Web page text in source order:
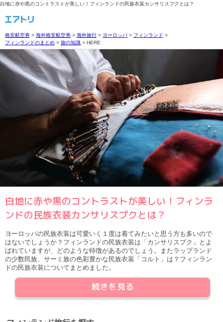
白地に赤や黒のコントラストが美しい！フィンランドの民族衣装カンサリスプクとは？
格安航空券 > 海外格安航空券 > 海外旅行 > ヨーロッパ > フィンランド >
フィンランドのまとめ > 旅の知識 > HERE
白地に赤や黒のコントラストが美しい！フィンラ
ンドの民族衣装カンサリスプクとは？
ヨーロッパの民族衣装は可愛いく１度は着てみたいと思う方も多いので
はないでしょうか？フィンランドの民族衣装は「カンサリスプク」とよ
ばれていますが、どのような特徴があるのでしょう。またラップランド
の少数民族、サーミ族の色彩豊かな民族衣装「コルト」は？フィンラン
ドの民族衣装についてまとめました。
続きを見る